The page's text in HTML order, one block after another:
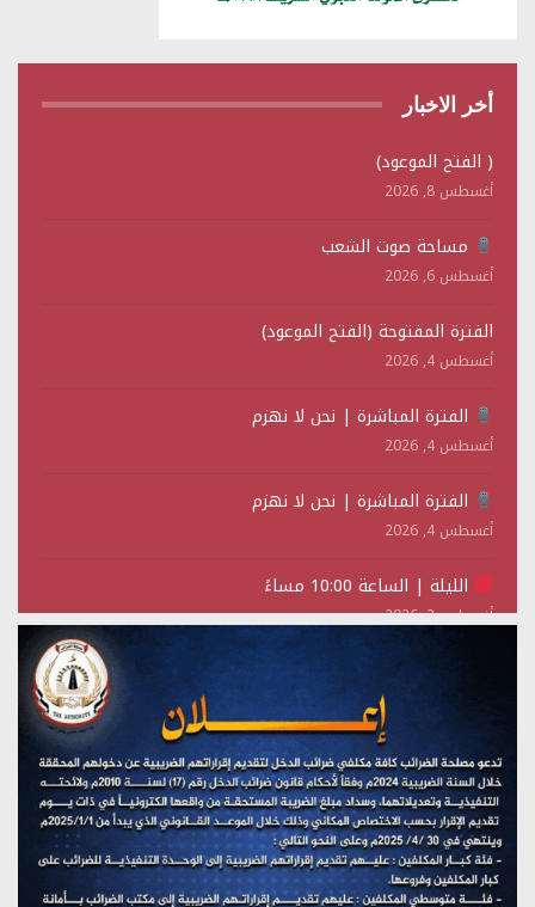
أخر الاخبار
( الفتح الموعود)
أغسطس 8, 2026
مساحة صوت الشعب
أغسطس 6, 2026
الفترة المفتوحة (الفتح الموعود)
أغسطس 4, 2026
الفترة المباشرة | نحن لا نهزم
أغسطس 4, 2026
الفترة المباشرة | نحن لا نهزم
أغسطس 4, 2026
الليلة | الساعة 10:00 مساءً
أغسطس 2, 2026
تستمعون لبرنامج (حدث في مثل هذا اليوم)
(نحن لا نهزم) بث مباشر
يوليو 28, 2026
تستمعون لبرنامج (هندسة الوهم)
يوليو 28, 2026